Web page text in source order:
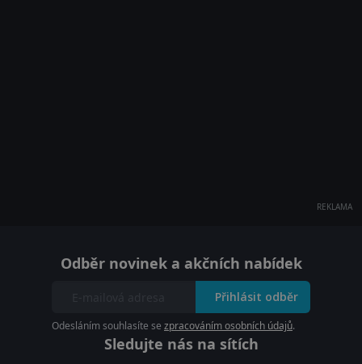
REKLAMA
Odběr novinek a akčních nabídek
Přihlásit odběr
Odesláním souhlasíte se zpracováním osobních údajů.
Sledujte nás na sítích